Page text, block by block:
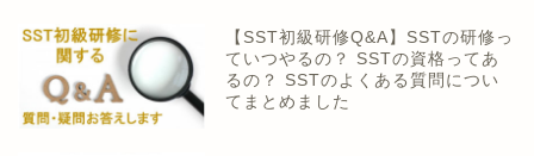
【SST初級研修Q&A】SSTの研修っ
ていつやるの？ SSTの資格ってあ
るの？ SSTのよくある質問につい
てまとめました